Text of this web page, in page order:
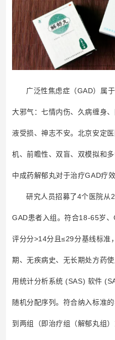
广泛性焦虑症（GAD）属
大邪气：七情内伤、久病缠身
液受损、神志不安。北京安定
机、前瞻性、双盲、双模拟和
中成药解郁丸对于治疗GAD疗
研究人员招募了4个医院从
GAD患者入组。符合18-65岁
评分分>14分且≤29分基线标准
期、无疾病史、无长期处方药
用统计分析系统 (SAS) 软件
随机分配序列。符合纳入标准
到两组（即治疗组（解郁丸组